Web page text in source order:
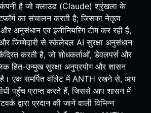
कंपनी है जो क्लाउड (Claude) श्रृंखला के
का संचालन करती है; जिसका नेतृत्व
अनुसंधान एवं इंजीनियरिंग टीम कर रही है,
जिम्मेदारी से स्केलेबल AI सुरक्षा अनुसंधान
करती है, जो शोधकर्ताओं, डेवलपर्स और
हित-उन्मुख सुरक्षा अनुप्रयोग और शासन
है। एक समर्पित वॉलेट में ANTH रखने से, आप
पहुँच प्राप्त करते हैं, जिससे आप शासन में
द्वारा प्रदान की जाने वाली विभिन्न